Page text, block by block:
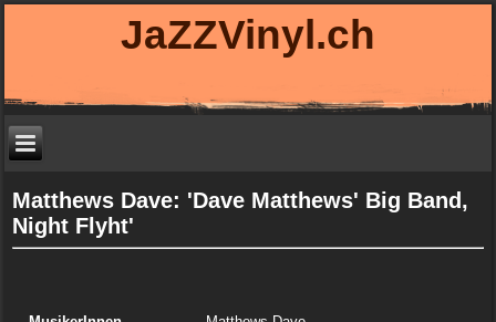
JaZZVinyl.ch
Matthews Dave: 'Dave Matthews' Big Band,
Night Flyht'